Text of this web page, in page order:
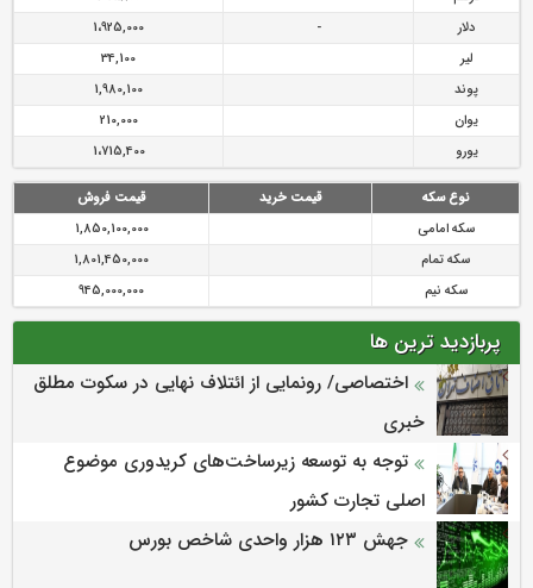
دلار
-
1،925,000
لیر
34,100
پوند
1,980,100
یوان
210,000
یورو
1،715,400
نوع سکه قیمت خرید
قیمت فروش
سکه امامی
1,850,100,000
سکه تمام
1,801,450,000
سکه نیم
945,000,000
پربازدید ترین ها
اختصاصی/ رونمایی از ائتلاف‌ نهایی در سکوت مطلق
خبری
توجه به توسعه زیرساخت‌های کریدوری موضوع
اصلی تجارت کشور
جهش ۱۲۳ هزار واحدی شاخص بورس